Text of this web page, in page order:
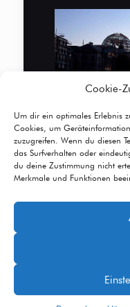
Cookie-
Um dir ein optimales Erlebnis
Cookies, um
zuzugreifen. Wenn du diesen
das Surfverhalten oder
du deine Zustimmung nicht
Merkmale und Funktionen
© 2026